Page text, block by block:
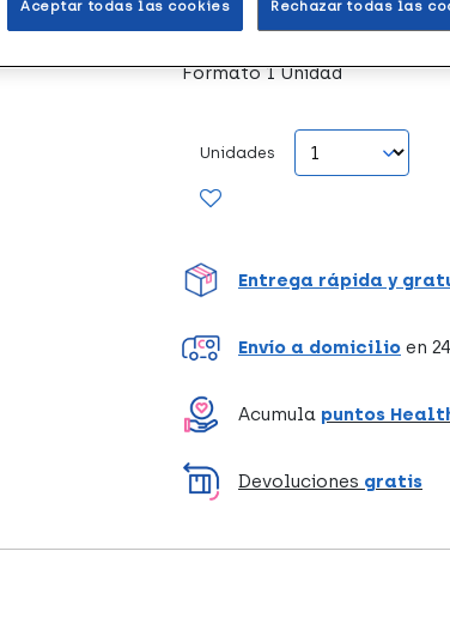
Formato 1 Unidad
Unidades
Entrega rápida y
Envío a domicilio en
Acumula puntos
Devoluciones gratis
Rechazar todas las
Aceptar todas las cookies